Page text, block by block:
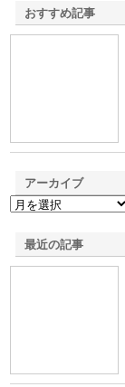
おすすめ記事
アーカイブ
最近の記事